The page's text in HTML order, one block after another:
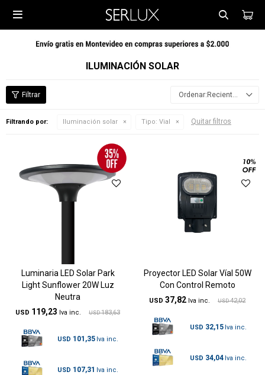

ILUMINACIÓN SOLAR
Recientes
Filtrando por: Iluminación solar Tipo: Vial Quitar filtros
Luminaria LED Solar Park
Light Sunflower 20W Luz
Neutra
USD 119,23 USD 183,63
USD 101,35
USD 107,31
Proyector LED Solar Víal 50W
Con Control Remoto
USD 37,82 USD 42,02
USD 32,15
USD 34,04